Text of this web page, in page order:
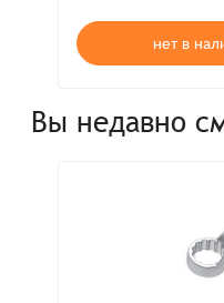
нет в
Вы недавно